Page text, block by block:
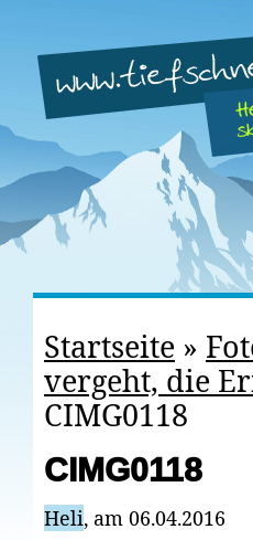
Startseite »
vergeht, die
CIMG0118
CIMG0118
Heli, am 06.04.2016